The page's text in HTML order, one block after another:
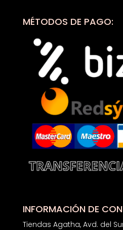
MÉTODOS DE PAGO:
INFORMACIÓN DE
Tiendas Agatha, Avd. del